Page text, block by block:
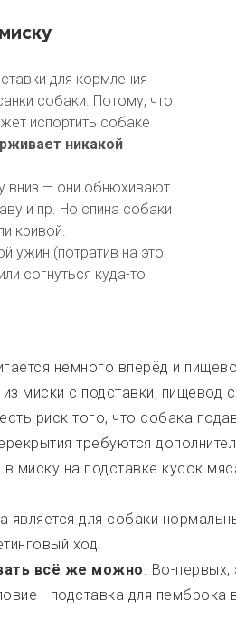
для кормления
собаки. Потому, что
испортить собаке
никакой
вниз — они обнюхивают
и пр. Но спина собаки
кривой.
ужин (потратив на это
согнуться куда-то
немного вперёд и
миски с подставки, пищевод
риск того, что собака
требуются
миску на подставке кусок
является для собаки
ход.
всё же можно. Во-первых,
- подставка для